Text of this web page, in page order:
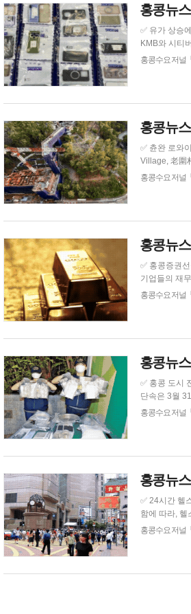
홍콩뉴
✅ 유가 상승에 홍콩 버스 업
KMB와 시티버
동 지역의 불안
홍콩수요저널
홍콩뉴
✅ 츈완 로와이 빌리지에서 3급 화재 발생
Village, 老圍
명 피해는 없
홍콩수요저널
홍콩뉴
✅ 홍콩증권선물위, 증권거
기업들의 재
감독을 강화할 것을 촉구했다. 보고서에 따르면, 기업 또는 회
홍콩수요저널
홍콩뉴
✅ 홍콩 도시 전역에서 교통법규 위반
단속은 3월 31일까지 계속될 예정이다. 소셜 미
지역이 무단
홍콩수요저널
홍콩뉴
✅ 24시간 헬스장 이용객 불만
함에 따라, 헬
소비자 감시
홍콩수요저널